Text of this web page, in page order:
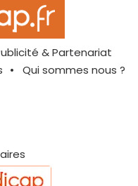
& Partenariat
Qui sommes nous ?